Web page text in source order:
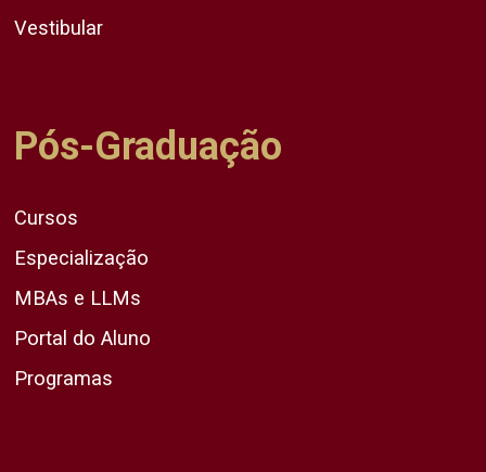
Vestibular
Pós-Graduação
Cursos
Especialização
MBAs e LLMs
Portal do Aluno
Programas